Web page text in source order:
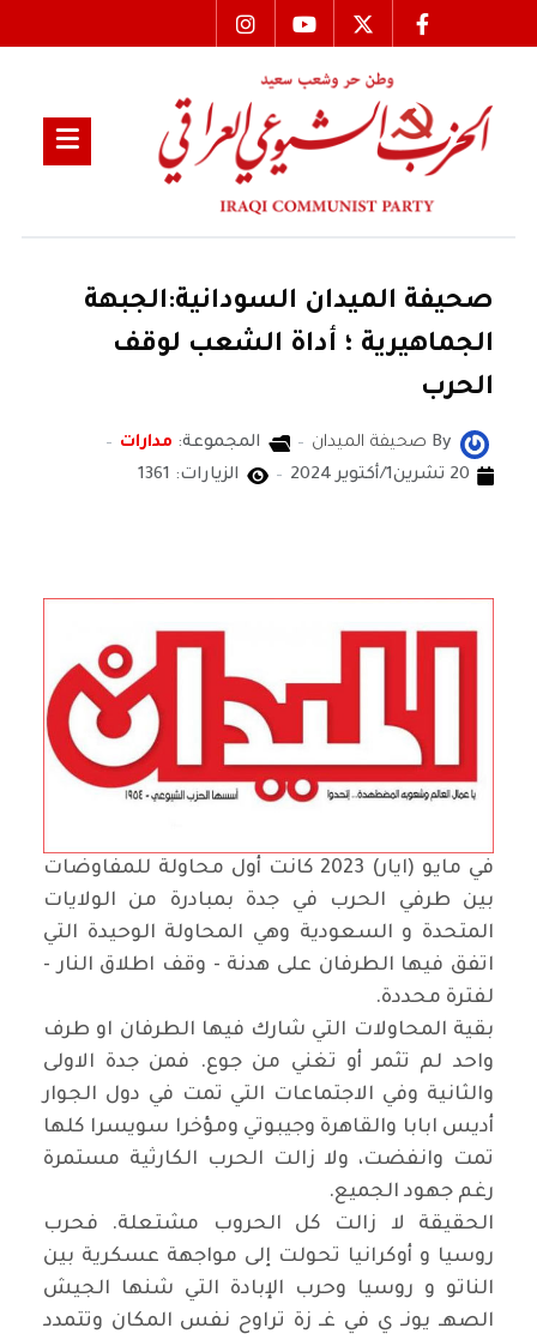
صحيفة الميدان السودانية:الجبهة
الجماهيرية ؛ أداة الشعب لوقف
الحرب
By صحيفة الميدان المجموعة: مدارات
20 تشرين1/أكتوير 2024
الزيارات: 1361
في مايو (ايار) 2023 كانت أول محاولة للمفاوضات
بين طرفي الحرب في جدة بمبادرة من الولايات
المتحدة و السعودية وهي المحاولة الوحيدة التي
اتفق فيها الطرفان على هدنة - وقف اطلاق النار -
لفترة محددة.
بقية المحاولات التي شارك فيها الطرفان او طرف
واحد لم تثمر أو تغني من جوع. فمن جدة الاولى
والثانية وفي الاجتماعات التي تمت في دول الجوار
أديس ابابا والقاهرة وجيبوتي ومؤخرا سويسرا كلها
تمت وانفضت، ولا زالت الحرب الكارثية مستمرة
رغم جهود الجميع.
الحقيقة لا زالت كل الحروب مشتعلة. فحرب
روسيا و أوكرانيا تحولت إلى مواجهة عسكرية بين
الناتو و روسيا وحرب الإبادة التي شنها الجيش
الصهـ يونـ ي في غـ زة تراوح نفس المكان وتتمدد